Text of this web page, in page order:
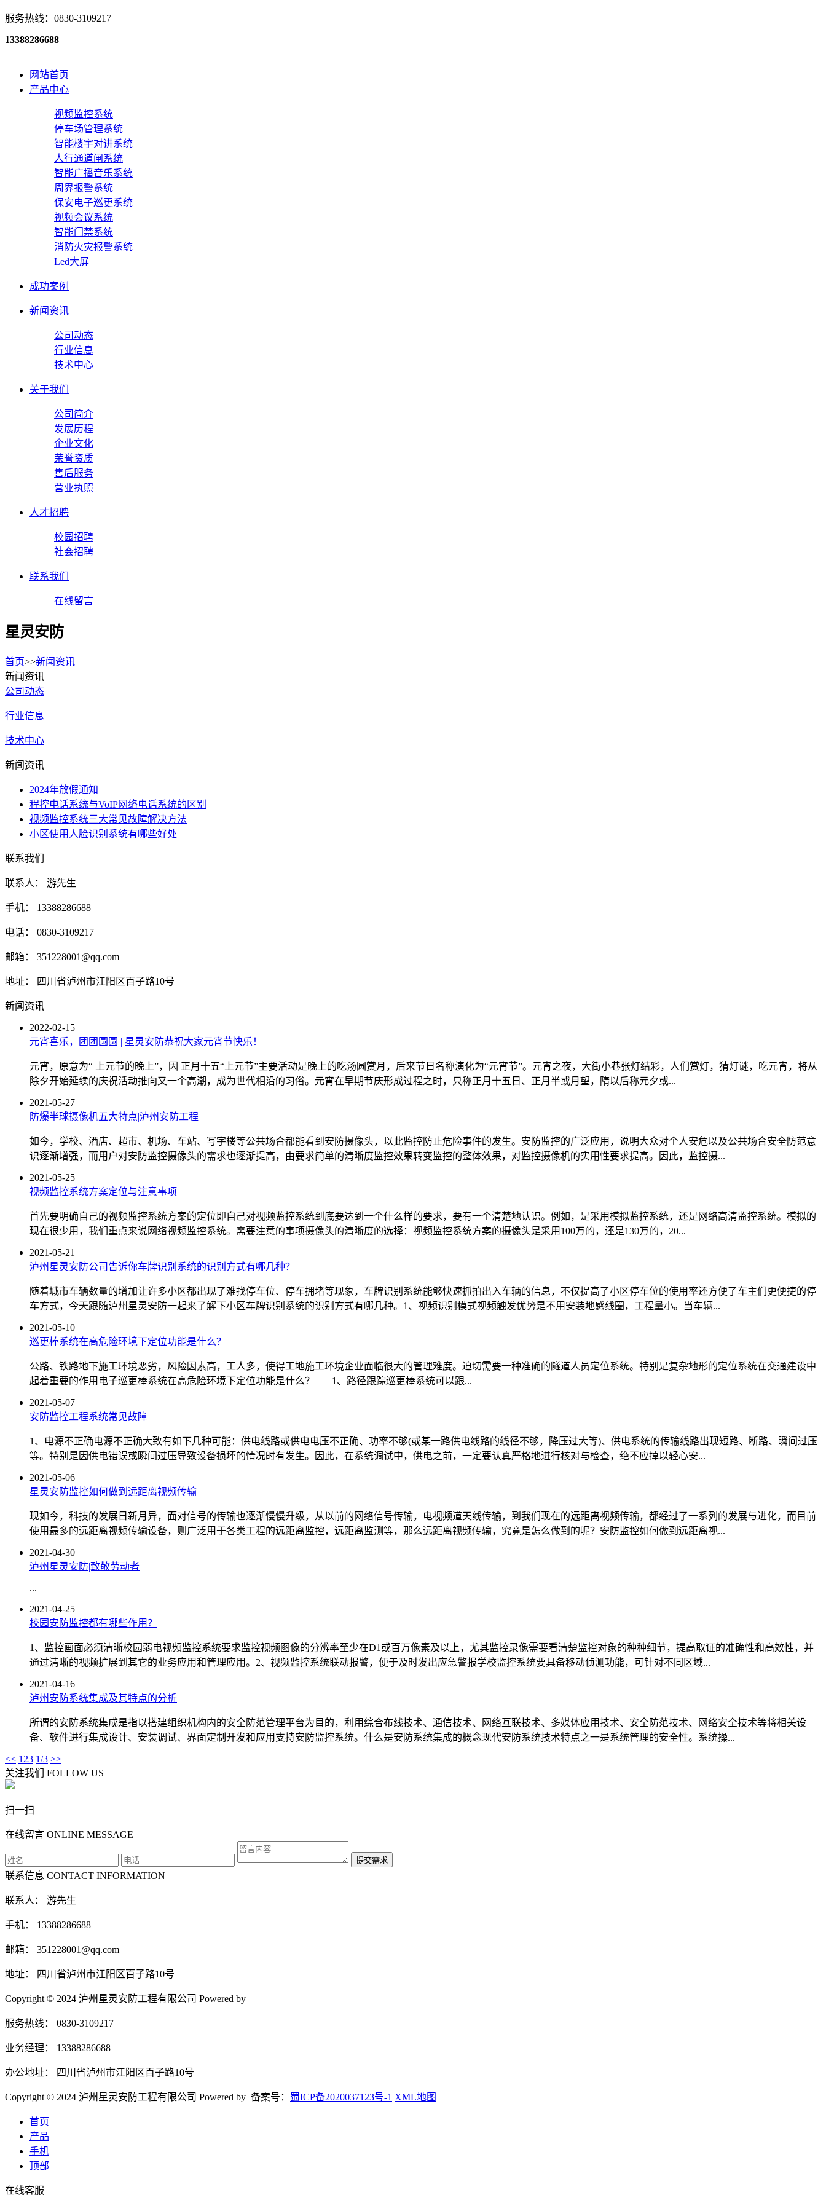
服务热线：0830-3109217
13388286688
网站首页
产品中心
视频监控系统
停车场管理系统
智能楼宇对讲系统
人行通道闸系统
智能广播音乐系统
周界报警系统
保安电子巡更系统
视频会议系统
智能门禁系统
消防火灾报警系统
Led大屏
成功案例
新闻资讯
公司动态
行业信息
技术中心
关于我们
公司简介
发展历程
企业文化
荣誉资质
售后服务
营业执照
人才招聘
校园招聘
社会招聘
联系我们
在线留言
星灵安防
首页>>新闻资讯
新闻资讯
公司动态
行业信息
技术中心
新闻资讯
2024年放假通知
程控电话系统与VoIP网络电话系统的区别
视频监控系统三大常见故障解决方法
小区使用人脸识别系统有哪些好处
联系我们
联系人： 游先生
手机： 13388286688
电话： 0830-3109217
邮箱： 351228001@qq.com
地址： 四川省泸州市江阳区百子路10号
新闻资讯
2022-02-15
元宵喜乐，团团圆圆 | 星灵安防恭祝大家元宵节快乐！
元宵，原意为“ 上元节的晚上”，因 正月十五“上元节”主要活动是晚上的吃汤圆赏月，后来节日名称演化为“元宵节”。元宵之夜，大街小巷张灯结彩，人们赏灯，猜灯谜，吃元宵，将从
除夕开始延续的庆祝活动推向又一个高潮，成为世代相沿的习俗。元宵在早期节庆形成过程之时，只称正月十五日、正月半或月望，隋以后称元夕或...
2021-05-27
防爆半球摄像机五大特点|泸州安防工程
如今，学校、酒店、超市、机场、车站、写字楼等公共场合都能看到安防摄像头，以此监控防止危险事件的发生。安防监控的广泛应用，说明大众对个人安危以及公共场合安全防范意
识逐渐增强，而用户对安防监控摄像头的需求也逐渐提高，由要求简单的清晰度监控效果转变监控的整体效果，对监控摄像机的实用性要求提高。因此，监控摄...
2021-05-25
视频监控系统方案定位与注意事项
首先要明确自己的视频监控系统方案的定位即自己对视频监控系统到底要达到一个什么样的要求，要有一个清楚地认识。例如，是采用模拟监控系统，还是网络高清监控系统。模拟的
现在很少用，我们重点来说网络视频监控系统。需要注意的事项摄像头的清晰度的选择：视频监控系统方案的摄像头是采用100万的，还是130万的，20...
2021-05-21
泸州星灵安防公司告诉你车牌识别系统的识别方式有哪几种？
随着城市车辆数量的增加让许多小区都出现了难找停车位、停车拥堵等现象，车牌识别系统能够快速抓拍出入车辆的信息，不仅提高了小区停车位的使用率还方便了车主们更便捷的停
车方式，今天跟随泸州星灵安防一起来了解下小区车牌识别系统的识别方式有哪几种。1、视频识别模式视频触发优势是不用安装地感线圈，工程量小。当车辆...
2021-05-10
巡更棒系统在高危险环境下定位功能是什么？
公路、铁路地下施工环境恶劣，风险因素高，工人多，使得工地施工环境企业面临很大的管理难度。迫切需要一种准确的隧道人员定位系统。特别是复杂地形的定位系统在交通建设中
起着重要的作用电子巡更棒系统在高危险环境下定位功能是什么？ 1、路径跟踪巡更棒系统可以跟...
2021-05-07
安防监控工程系统常见故障
1、电源不正确电源不正确大致有如下几种可能：供电线路或供电电压不正确、功率不够(或某一路供电线路的线径不够，降压过大等)、供电系统的传输线路出现短路、断路、瞬间过压
等。特别是因供电错误或瞬间过压导致设备损坏的情况时有发生。因此，在系统调试中，供电之前，一定要认真严格地进行核对与检查，绝不应掉以轻心安...
2021-05-06
星灵安防监控如何做到远距离视频传输
现如今，科技的发展日新月异，面对信号的传输也逐渐慢慢升级，从以前的网络信号传输，电视频道天线传输，到我们现在的远距离视频传输，都经过了一系列的发展与进化，而目前
使用最多的远距离视频传输设备，则广泛用于各类工程的远距离监控，远距离监测等，那么远距离视频传输，究竟是怎么做到的呢？安防监控如何做到远距离视...
2021-04-30
泸州星灵安防|致敬劳动者
...
2021-04-25
校园安防监控都有哪些作用？
1、监控画面必须清晰校园弱电视频监控系统要求监控视频图像的分辨率至少在D1或百万像素及以上，尤其监控录像需要看清楚监控对象的种种细节，提高取证的准确性和高效性，并
通过清晰的视频扩展到其它的业务应用和管理应用。2、视频监控系统联动报警，便于及时发出应急警报学校监控系统要具备移动侦测功能，可针对不同区域...
2021-04-16
泸州安防系统集成及其特点的分析
所谓的安防系统集成是指以搭建组织机构内的安全防范管理平台为目的，利用综合布线技术、通信技术、网络互联技术、多媒体应用技术、安全防范技术、网络安全技术等将相关设
备、软件进行集成设计、安装调试、界面定制开发和应用支持安防监控系统。什么是安防系统集成的概念现代安防系统技术特点之一是系统管理的安全性。系统操...
<< 1 23 1/3 >>
关注我们
FOLLOW US
扫一扫
在线留言 ONLINE MESSAGE
联系信息 CONTACT INFORMATION
联系人： 游先生
手机： 13388286688
邮箱： 351228001@qq.com
地址： 四川省泸州市江阳区百子路10号
Copyright © 2024 泸州星灵安防工程有限公司 Powered by
服务热线： 0830-3109217
业务经理： 13388286688
办公地址： 四川省泸州市江阳区百子路10号
Copyright © 2024 泸州星灵安防工程有限公司 Powered by 备案号： 蜀ICP备2020037123号-1 XML地图
首页
产品
手机
顶部
在线客服